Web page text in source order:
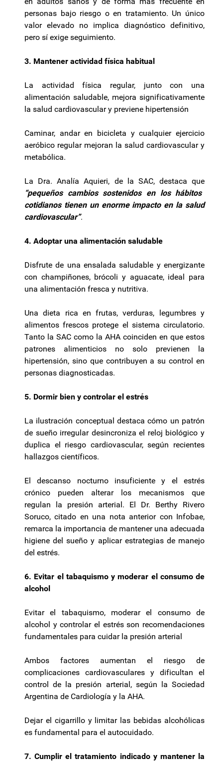
personas bajo riesgo o en tratamiento. Un único
valor elevado no implica diagnóstico definitivo,
pero sí exige seguimiento.
3. Mantener actividad física habitual
La actividad física regular, junto con una
alimentación saludable, mejora significativamente
la salud cardiovascular y previene hipertensión
Caminar, andar en bicicleta y cualquier ejercicio
aeróbico regular mejoran la salud cardiovascular y
metabólica.
La Dra. Analía Aquieri, de la SAC, destaca que
“pequeños cambios sostenidos en los hábitos
cotidianos tienen un enorme impacto en la salud
cardiovascular”.
4. Adoptar una alimentación saludable
Disfrute de una ensalada saludable y energizante
con champiñones, brócoli y aguacate, ideal para
una alimentación fresca y nutritiva.
Una dieta rica en frutas, verduras, legumbres y
alimentos frescos protege el sistema circulatorio.
Tanto la SAC como la AHA coinciden en que estos
patrones alimenticios no solo previenen la
hipertensión, sino que contribuyen a su control en
personas diagnosticadas.
5. Dormir bien y controlar el estrés
La ilustración conceptual destaca cómo un patrón
de sueño irregular desincroniza el reloj biológico y
duplica el riesgo cardiovascular, según recientes
hallazgos científicos.
El descanso nocturno insuficiente y el estrés
crónico pueden alterar los mecanismos que
regulan la presión arterial. El Dr. Berthy Rivero
Soruco, citado en una nota anterior con Infobae,
remarca la importancia de mantener una adecuada
higiene del sueño y aplicar estrategias de manejo
del estrés.
6. Evitar el tabaquismo y moderar el consumo de
alcohol
Evitar el tabaquismo, moderar el consumo de
alcohol y controlar el estrés son recomendaciones
fundamentales para cuidar la presión arterial
Ambos factores aumentan el riesgo de
complicaciones cardiovasculares y dificultan el
control de la presión arterial, según la Sociedad
Argentina de Cardiología y la AHA.
Dejar el cigarrillo y limitar las bebidas alcohólicas
es fundamental para el autocuidado.
7. Cumplir el tratamiento indicado y mantener la